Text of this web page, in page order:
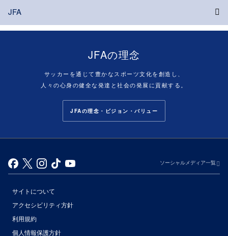
JFA
JFAの理念
サッカーを通じて豊かなスポーツ文化を創造し、
人々の心身の健全な発達と社会の発展に貢献する。
JFAの理念・ビジョン・バリュー
ソーシャルメディア一覧
サイトについて
アクセシビリティ方針
利用規約
個人情報保護方針